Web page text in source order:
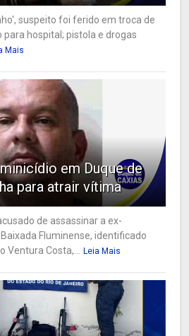
suspeito foi ferido em troca de
para hospital; pistola e drogas
Mais
em Duque de
para atrair vítima
de assassinar a ex-
Fluminense, identificado
Ventura Costa,...
Leia Mais